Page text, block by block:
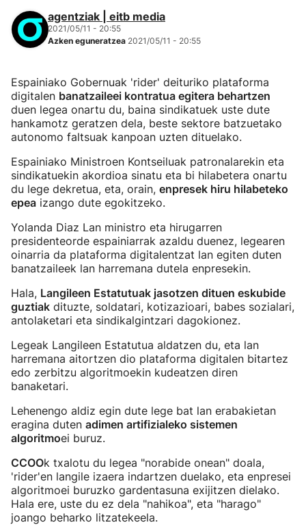
agentziak | eitb media
2021/05/11 - 20:55
Azken eguneratzea 2021/05/11 - 20:55
Espainiako Gobernuak 'rider' deituriko plataforma
digitalen banatzaileei kontratua egitera behartzen
duen legea onartu du, baina sindikatuek uste dute
hankamotz geratzen dela, beste sektore batzuetako
autonomo faltsuak kanpoan uzten dituelako.
Espainiako Ministroen Kontseiluak patronalarekin eta
sindikatuekin akordioa sinatu eta bi hilabetera onartu
du lege dekretua, eta, orain, enpresek hiru hilabeteko
epea izango dute egokitzeko.
Yolanda Diaz Lan ministro eta hirugarren
presidenteorde espainiarrak azaldu duenez, legearen
oinarria da plataforma digitalentzat lan egiten duten
banatzaileek lan harremana dutela enpresekin.
Hala, Langileen Estatutuak jasotzen dituen eskubide
guztiak dituzte, soldatari, kotizazioari, babes sozialari,
antolaketari eta sindikalgintzari dagokionez.
Legeak Langileen Estatutua aldatzen du, eta lan
harremana aitortzen dio plataforma digitalen bitartez
edo zerbitzu algoritmoekin kudeatzen diren
banaketari.
Lehenengo aldiz egin dute lege bat lan erabakietan
eragina duten adimen artifizialeko sistemen
algoritmoei buruz.
CCOOk txalotu du legea "norabide onean" doala,
'rider'en langile izaera indartzen duelako, eta enpresei
algoritmoei buruzko gardentasuna exijitzen dielako.
Hala ere, uste du ez dela "nahikoa", eta "harago"
joango beharko litzatekeela.